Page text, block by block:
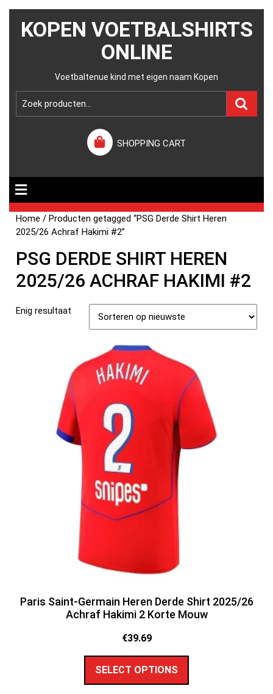
KOPEN VOETBALSHIRTS
ONLINE
Voetbaltenue kind met eigen naam Kopen
SHOPPING CART
Home / Producten getagged “PSG Derde Shirt Heren
2025/26 Achraf Hakimi #2”
PSG DERDE SHIRT HEREN
2025/26 ACHRAF HAKIMI #2
Enig resultaat
Paris Saint-Germain Heren Derde Shirt 2025/26
Achraf Hakimi 2 Korte Mouw
€39.69
SELECT OPTIONS